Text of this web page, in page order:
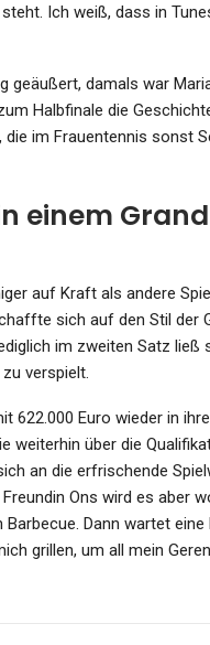
Ich weiß, dass in
geäußert, damals war
Halbfinale die
im Frauentennis sonst
einem
auf Kraft als andere
sich auf den Stil der
im zweiten Satz ließ
verspielt.
622.000 Euro wieder in
weiterhin über die
an die erfrischende
Ons wird es aber
Dann wartet eine
grillen, um all mein